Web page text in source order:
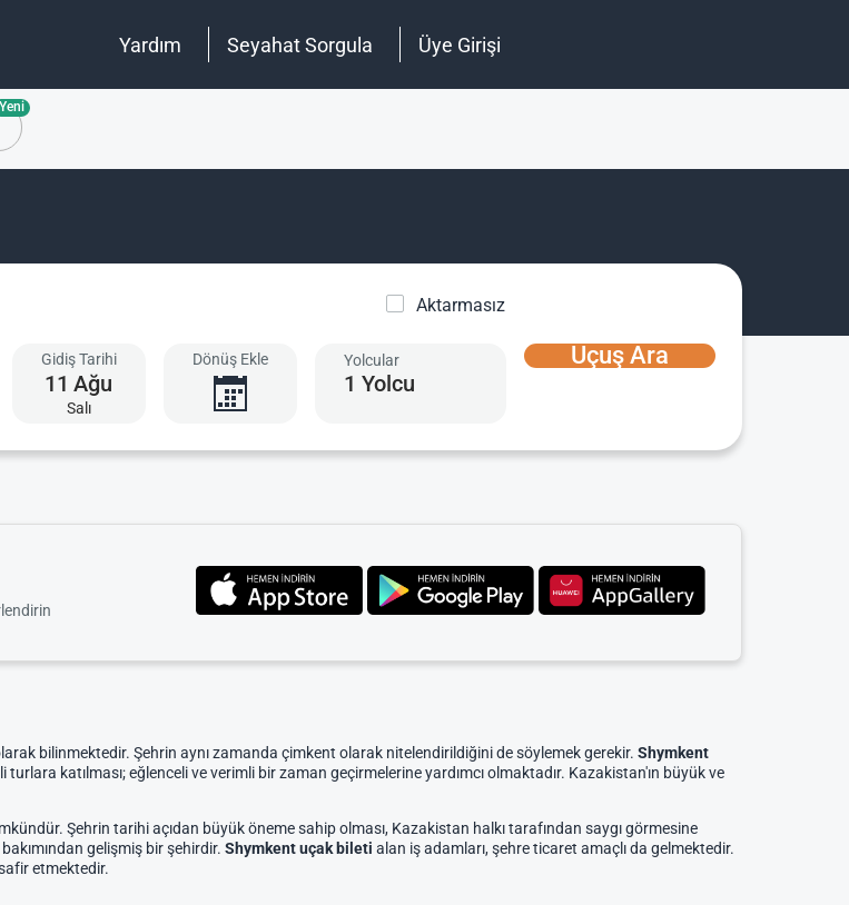
Yardım Seyahat Sorgula Üye Girişi
Yeni
Aktarmasız
Gidiş Tarihi
11 Ağu
Salı
Dönüş Ekle Yolcular
1 Yolcu
Uçuş Ara
bilinmektedir. Şehrin aynı zamanda çimkent olarak nitelendirildiğini de söylemek gerekir. Shymkent
katılması; eğlenceli ve verimli bir zaman geçirmelerine yardımcı olmaktadır. Kazakistan'ın büyük ve
Şehrin tarihi açıdan büyük öneme sahip olması, Kazakistan halkı tarafından saygı görmesine
gelişmiş bir şehirdir. Shymkent uçak bileti alan iş adamları, şehre ticaret amaçlı da gelmektedir.
etmektedir.